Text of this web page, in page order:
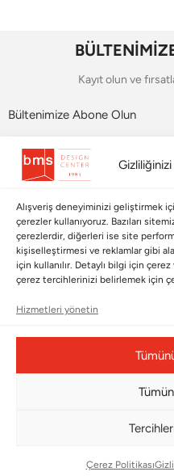
Alışveriş deneyiminizi geliştirmek
çerezler kullanıyoruz. Bazıları
çerezlerdir, diğerleri ise site
kişiselleştirmesi ve reklamlar gibi
için kullanılır. Detaylı bilgi için
çerez tercihlerinizi belirlemek için
Hizmetleri yönetin
Çerez Politikası
Kayıt olun ve
Bültenimize Abone Olun
BMS